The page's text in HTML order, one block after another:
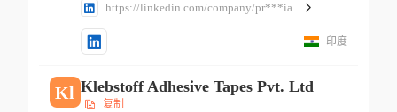
https://linkedin.com/company/pr***ia
印度
Kl Klebstoff Adhesive Tapes Pvt. Ltd
复制